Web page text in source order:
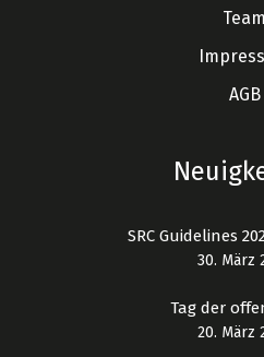
Team
AGB
SRC Guidelines
30. März
Tag der
20. März